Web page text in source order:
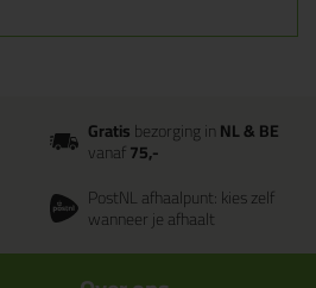
Gratisbezorging inNL & BE
vanaf75,-
PostNL afhaalpunt: kies zelf
wanneer je afhaalt